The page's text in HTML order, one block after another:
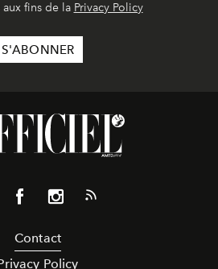
fins de la Privacy Policy
Contact
Policy